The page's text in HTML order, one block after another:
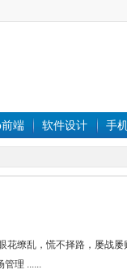
端 软件设计 手
花缭乱，慌不择路，屡战
管理 ......